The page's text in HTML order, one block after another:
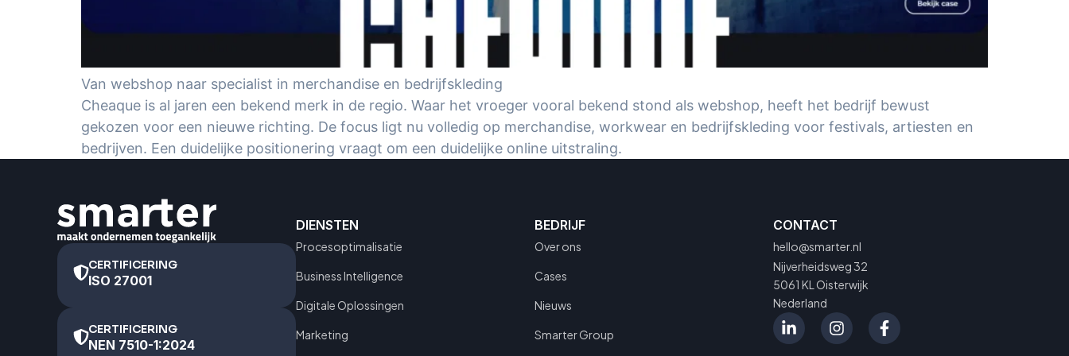
Van webshop naar specialist in merchandise en bedrijfskleding
Cheaque is al jaren een bekend merk in de regio. Waar het vroeger vooral bekend stond als webshop, heeft het bedrijf bewust
gekozen voor een nieuwe richting. De focus ligt nu volledig op merchandise, workwear en bedrijfskleding voor festivals, artiesten en
bedrijven. Een duidelijke positionering vraagt om een duidelijke online uitstraling.
CERTIFICERING
ISO 27001
CERTIFICERING
NEN 7510-1:2024
DIENSTEN
Procesoptimalisatie
Business Intelligence
Digitale Oplossingen
Marketing
BEDRIJF
Over ons
Cases
Nieuws
Smarter Group
CONTACT
hello@smarter.nl
Nijverheidsweg 32
5061 KL Oisterwijk
Nederland